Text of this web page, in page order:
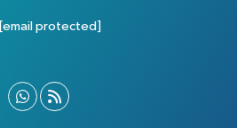
[email protected]